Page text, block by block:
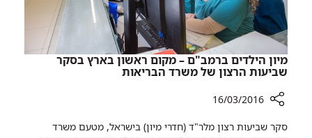
מיון הילדים ברמב"ם – מקום ראשון בארץ בסקר
שביעות הרצון של משרד הבריאות
שיתוף
16/03/2016
סקר שביעות רצון מלר"ד (חדרי מיון) בישראל, מטעם משרד